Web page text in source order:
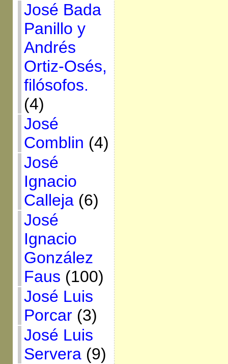
José Bada
Panillo y
Andrés
Ortiz-Osés,
filósofos.
(4)
José
Comblin (4)
José
Ignacio
Calleja(6)
José
Ignacio
González
Faus (100)
José Luis
Porcar(3)
José Luis
Servera(9)